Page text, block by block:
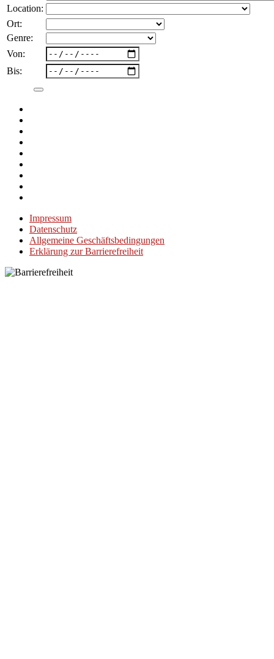
Location:
Ort:
Genre:
Von:
Bis:
Impressum
Datenschutz
Allgemeine Geschäftsbedingungen
Erklärung zur Barrierefreiheit